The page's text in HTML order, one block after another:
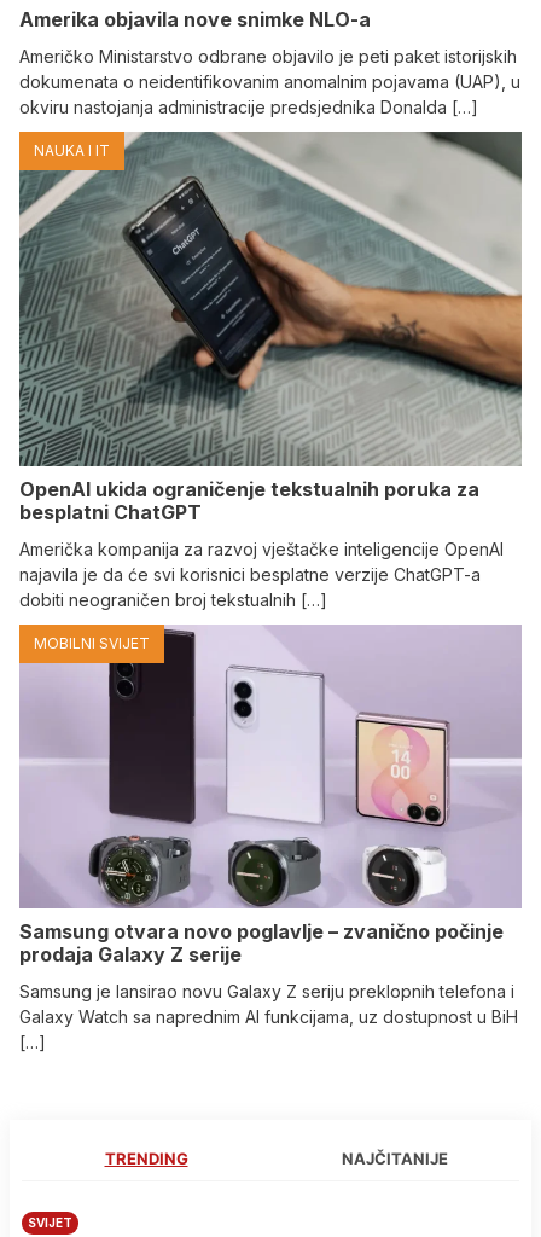
Amerika objavila nove snimke NLO-a
Američko Ministarstvo odbrane objavilo je peti paket istorijskih
dokumenata o neidentifikovanim anomalnim pojavama (UAP), u
okviru nastojanja administracije predsjednika Donalda […]
NAUKA I IT
OpenAI ukida ograničenje tekstualnih poruka za
besplatni ChatGPT
Američka kompanija za razvoj vještačke inteligencije OpenAI
najavila je da će svi korisnici besplatne verzije ChatGPT-a
dobiti neograničen broj tekstualnih […]
MOBILNI SVIJET
Samsung otvara novo poglavlje – zvanično počinje
prodaja Galaxy Z serije
Samsung je lansirao novu Galaxy Z seriju preklopnih telefona i
Galaxy Watch sa naprednim AI funkcijama, uz dostupnost u BiH
[…]
TRENDING NAJČITANIJE
SVIJET